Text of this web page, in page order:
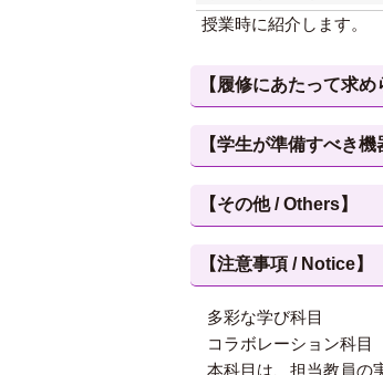
授業時に紹介します。
【履修にあたって求
【学生が準備すべき
【その他 / Others】
【注意事項 / Notice】
多彩な学び科目
コラボレーション科目
本科目は、担当教員の